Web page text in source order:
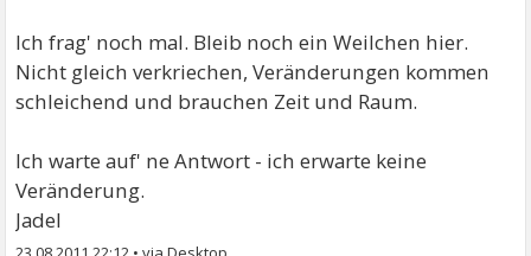
Ich frag' noch mal. Bleib noch ein Weilchen hier.
Nicht gleich verkriechen, Veränderungen kommen
schleichend und brauchen Zeit und Raum.
Ich warte auf' ne Antwort - ich erwarte keine
Veränderung.
Jadel